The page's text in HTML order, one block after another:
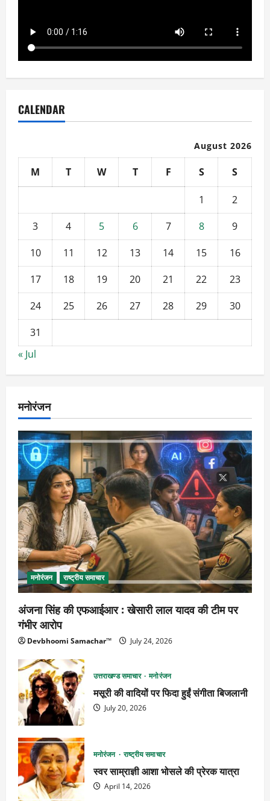
CALENDAR
August 2026
M T W T F S S
1
2
3
4 5 6 7 8
9
10
11 12 13 14 15
16
17
18 19 20 21 22
23
24
25 26 27 28 29
30
31
« Jul
मनोरंजन
मनोरंजन राष्ट्रीय समाचार
अंजना सिंह की एफआईआर : खेसारी लाल यादव की टीम पर
गंभीर आरोप
Devbhoomi Samachar™ July 24, 2026
उत्तराखण्ड समाचार मनोरंजन
मसूरी की वादियों पर फिदा हुईं संगीता बिजलानी
July 20, 2026
मनोरंजन राष्ट्रीय समाचार
स्वर साम्राज्ञी आशा भोसले की प्रेरक यात्रा
April 14, 2026